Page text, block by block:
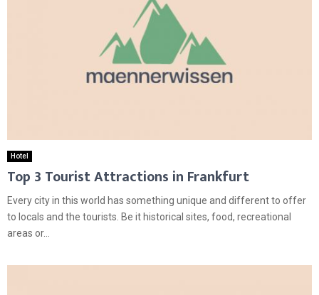
Hotel
Top 3 Tourist Attractions in Frankfurt
Every city in this world has something unique and different to offer
to locals and the tourists. Be it historical sites, food, recreational
areas or...